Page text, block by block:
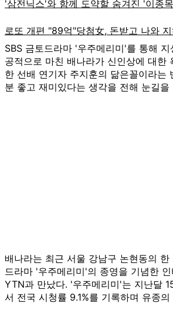
SBS 금토드라마 '우주메리미'를 통해
공적으로 마친 배나라가 신인상에 대한
한 선배 연기자 주지훈의 닮은꼴이라는
분 좋고 재미있다는 생각을 전해 눈길을
배나라는 최근 서울 강남구 논현동의 한
드라마 '우주메리미'의 종영을 기념한
YTN과 만났다. '우주메리미'는 지난달
서 전국 시청률 9.1%를 기록하며 유종